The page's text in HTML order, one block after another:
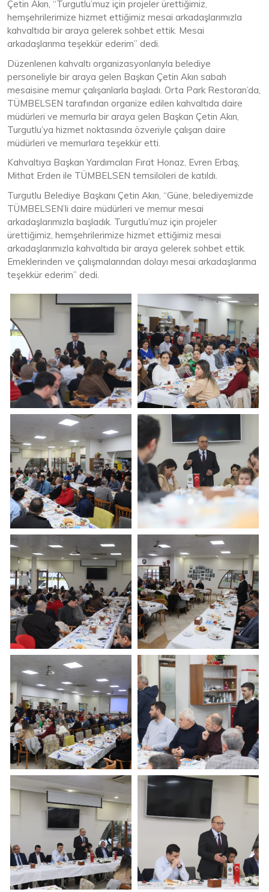
Çetin Akın, “Turgutlu’muz için projeler ürettiğimiz,
hemşehrilerimize hizmet ettiğimiz mesai arkadaşlarımızla
kahvaltıda bir araya gelerek sohbet ettik. Mesai
arkadaşlarıma teşekkür ederim” dedi.
Düzenlenen kahvaltı organizasyonlarıyla belediye
personeliyle bir araya gelen Başkan Çetin Akın sabah
mesaisine memur çalışanlarla başladı. Orta Park Restoran’da,
TÜMBELSEN tarafından organize edilen kahvaltıda daire
müdürleri ve memurla bir araya gelen Başkan Çetin Akın,
Turgutlu’ya hizmet noktasında özveriyle çalışan daire
müdürleri ve memurlara teşekkür etti.
Kahvaltıya Başkan Yardımcıları Fırat Honaz, Evren Erbaş,
Mithat Erden ile TÜMBELSEN temsilcileri de katıldı.
Turgutlu Belediye Başkanı Çetin Akın, “Güne, belediyemizde
TÜMBELSEN’li daire müdürleri ve memur mesai
arkadaşlarımızla başladık. Turgutlu’muz için projeler
ürettiğimiz, hemşehrilerimize hizmet ettiğimiz mesai
arkadaşlarımızla kahvaltıda bir araya gelerek sohbet ettik.
Emeklerinden ve çalışmalarından dolayı mesai arkadaşlarıma
teşekkür ederim” dedi.